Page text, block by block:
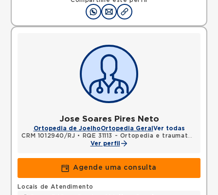
Jose Soares Pires Neto
Ortopedia de JoelhoOrtopedia Geral Ver todas
CRM 1012940/RJ •
RQE 31113 - Ortopedia e traumatologia
Ver perfil
Agende uma consulta
Locais de Atendimento